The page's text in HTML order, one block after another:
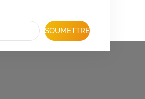
SOUMETTRE